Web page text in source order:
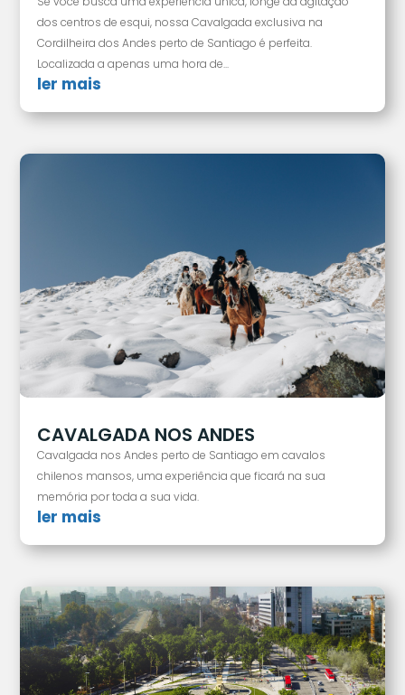
dos centros de esqui, nossa Cavalgada exclusiva na
Cordilheira dos Andes perto de Santiago é perfeita.
Localizada a apenas uma hora de...
ler mais
CAVALGADA NOS ANDES
Cavalgada nos Andes perto de Santiago em cavalos
chilenos mansos, uma experiência que ficará na sua
memória por toda a sua vida.
ler mais